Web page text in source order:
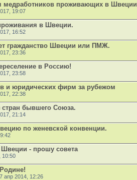
медработников проживающих в Швеции
19:07
в Швеции.
16:52
гражданство Швеции или ПМЖ.
23:36
в Россию!
23:58
и юридических фирм за рубежом
22:38
бывшего Союза.
21:14
по женевской конвенции.
- прошу совета
10:50
апр 2014, 12:26